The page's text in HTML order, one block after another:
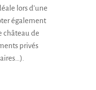
lors d’une
également
château de
privés